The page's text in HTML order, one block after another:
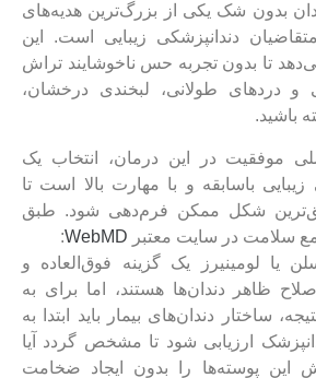
بدون شک یکی از بزرگ‌ترین هدیه‌های
دندانپزشکی زیبایی است. این
تا بدون تجربه حس ناخوشایند تراش
و دردهای طولانی، لبخندی درخشان،
باشید.
موفقیت در این درمان، انتخاب یک
باسابقه و با مهارت بالا است تا
شکل ممکن فرم‌دهی شود. طبق
سلامت در سایت معتبر WebMD
:
یا لومینیرز یک گزینه فوق‌العاده و
ظاهر دندان‌ها هستند، اما برای به
ساختار دندان‌های بیمار باید ابتدا به
ارزیابی شود تا مشخص گردد آیا
این پوسته‌ها را بدون ایجاد ضخامت